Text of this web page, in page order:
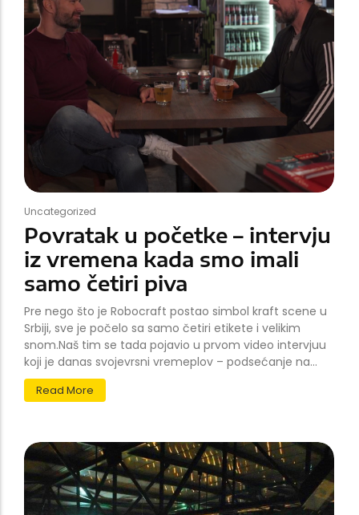
Uncategorized
Povratak u početke – intervju
iz vremena kada smo imali
samo četiri piva
Pre nego što je Robocraft postao simbol kraft scene u
Srbiji, sve je počelo sa samo četiri etikete i velikim
snom.Naš tim se tada pojavio u prvom video intervjuu
koji je danas svojevrsni vremeplov – podsećanje na...
Read More